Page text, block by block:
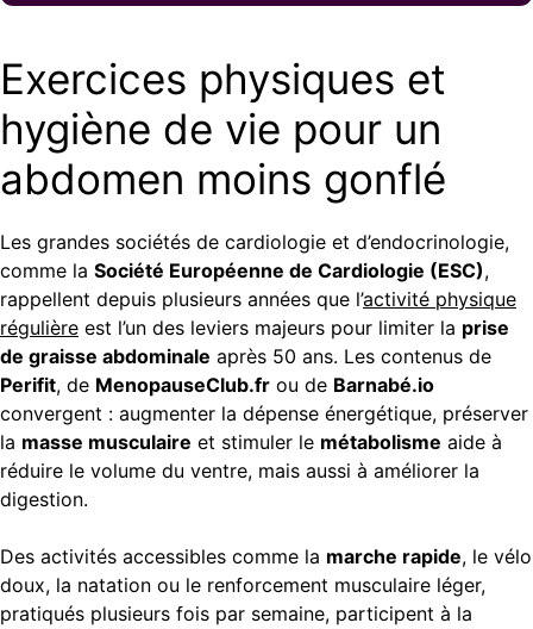
Exercices physiques et
hygiène de vie pour un
abdomen moins gonflé
Les grandes sociétés de cardiologie et d’endocrinologie,
comme la Société Européenne de Cardiologie (ESC),
rappellent depuis plusieurs années que l’activité physique
régulière est l’un des leviers majeurs pour limiter la prise
de graisse abdominale après 50 ans. Les contenus de
Perifit, de MenopauseClub.fr ou de Barnabé.io
convergent : augmenter la dépense énergétique, préserver
la masse musculaire et stimuler le métabolisme aide à
réduire le volume du ventre, mais aussi à améliorer la
digestion.
Des activités accessibles comme la marche rapide, le vélo
doux, la natation ou le renforcement musculaire léger,
pratiqués plusieurs fois par semaine, participent à la